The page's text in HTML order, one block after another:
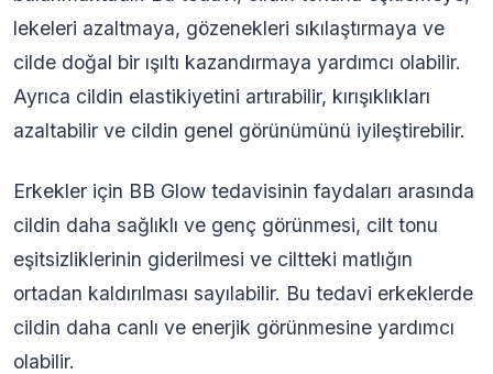
lekeleri azaltmaya, gözenekleri sıkılaştırmaya ve
cilde doğal bir ışıltı kazandırmaya yardımcı olabilir.
Ayrıca cildin elastikiyetini artırabilir, kırışıklıkları
azaltabilir ve cildin genel görünümünü iyileştirebilir.
Erkekler için BB Glow tedavisinin faydaları arasında
cildin daha sağlıklı ve genç görünmesi, cilt tonu
eşitsizliklerinin giderilmesi ve ciltteki matlığın
ortadan kaldırılması sayılabilir. Bu tedavi erkeklerde
cildin daha canlı ve enerjik görünmesine yardımcı
olabilir.